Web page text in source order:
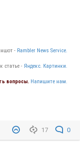
- Rambler News Service.
статье - Яндекс. Картинки.
вопросы. Напишите нам.
17 0